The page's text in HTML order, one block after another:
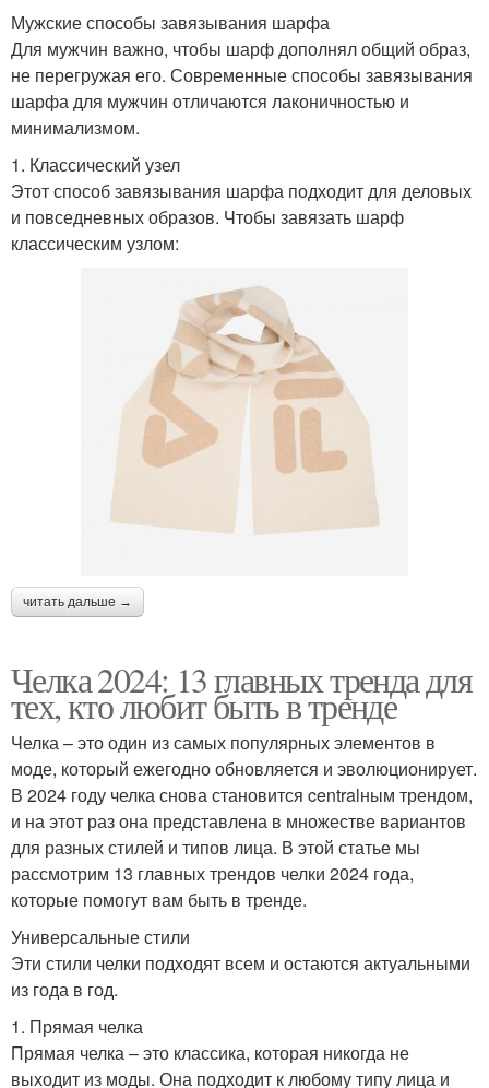
Мужские способы завязывания шарфа
Для мужчин важно, чтобы шарф дополнял общий образ,
не перегружая его. Современные способы завязывания
шарфа для мужчин отличаются лаконичностью и
минимализмом.
1. Классический узел
Этот способ завязывания шарфа подходит для деловых
и повседневных образов. Чтобы завязать шарф
классическим узлом:
читать дальше →
Челка 2024: 13 главных тренда для
тех, кто любит быть в тренде
Челка – это один из самых популярных элементов в
моде, который ежегодно обновляется и эволюционирует.
В 2024 году челка снова становится centralным трендом,
и на этот раз она представлена в множестве вариантов
для разных стилей и типов лица. В этой статье мы
рассмотрим 13 главных трендов челки 2024 года,
которые помогут вам быть в тренде.
Универсальные стили
Эти стили челки подходят всем и остаются актуальными
из года в год.
1. Прямая челка
Прямая челка – это классика, которая никогда не
выходит из моды. Она подходит к любому типу лица и